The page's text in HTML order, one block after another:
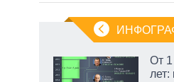
От
лет: